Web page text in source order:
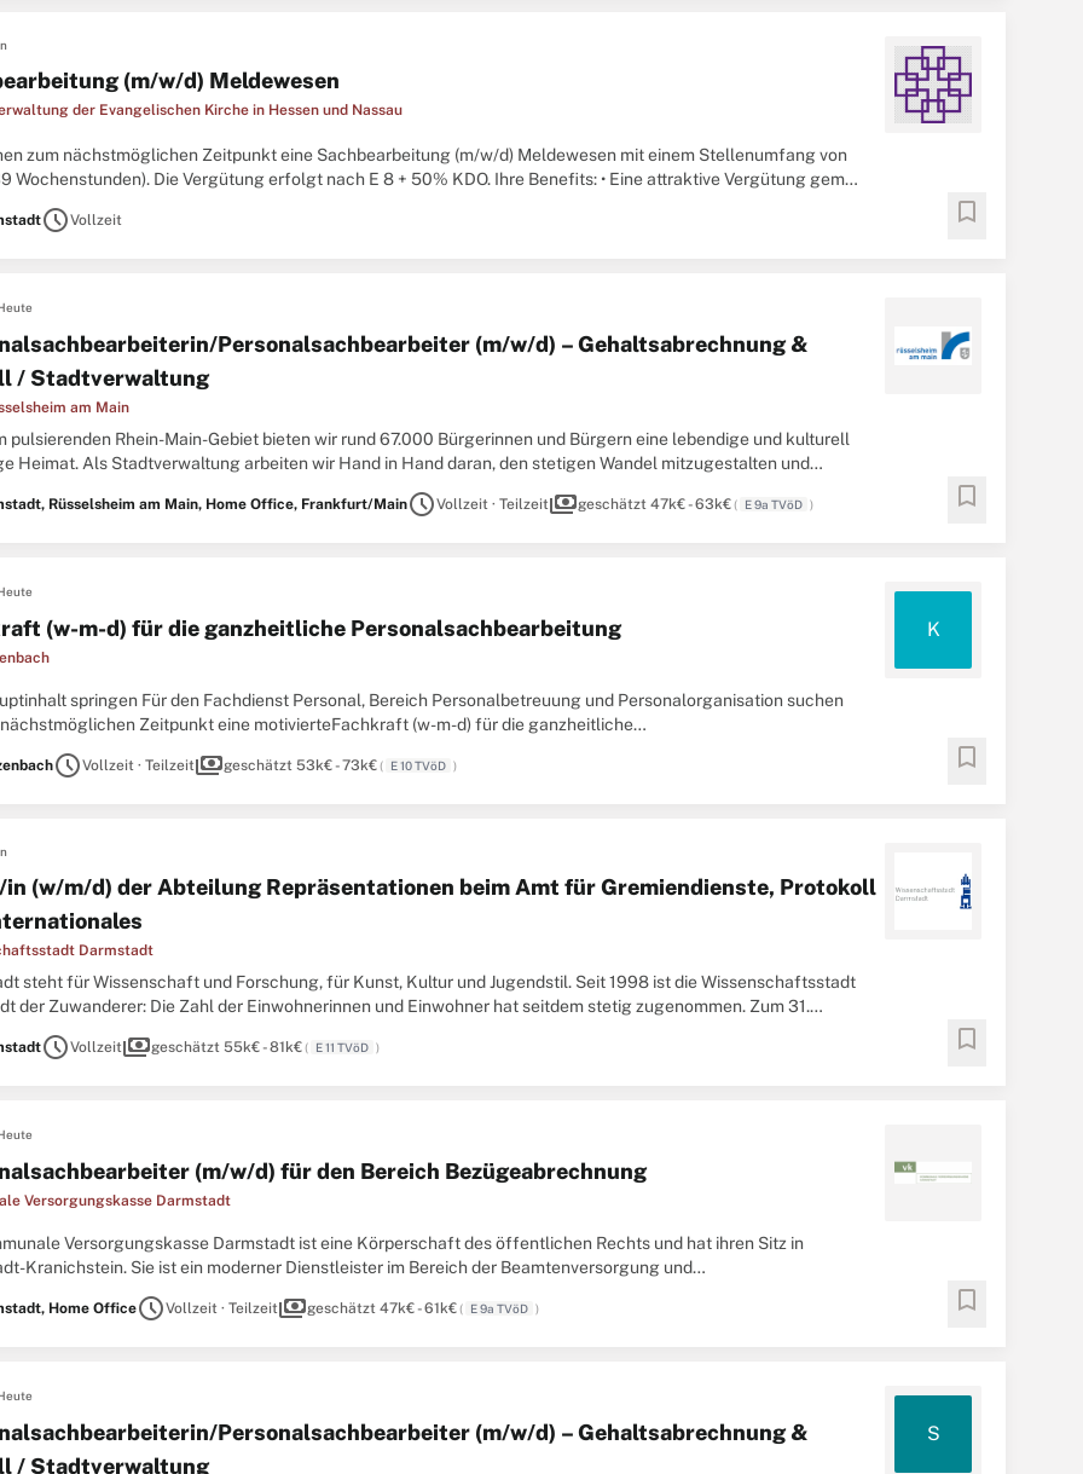
(m/w/d) Meldewesen
der Evangelischen Kirche in Hessen und Nassau
zum nächstmöglichen Zeitpunkt eine Sachbearbeitung (m/w/d) Meldewesen mit einem Stellenumfang von
Wochenstunden). Die Vergütung erfolgt nach E 8 + 50% KDO. Ihre Benefits: • Eine attraktive Vergütung gemäß
scheduleVollzeit bookmark
Personalsachbearbeiter (m/w/d) – Gehaltsabrechnung &
/ Stadtverwaltung
am Main
pulsierenden Rhein-Main-Gebiet bieten wir rund 67.000 Bürgerinnen und Bürgern eine lebendige und kulturell
Heimat. Als Stadtverwaltung arbeiten wir Hand in Hand daran, den stetigen Wandel mitzugestalten und
Rüsselsheim am Main, Home Office, Frankfurt/MainscheduleVollzeit · Teilzeitpaymentsgeschätzt 47k€ - 63k€( E 9a TVöD ) bookmark
(w-m-d) für die ganzheitliche Personalsachbearbeitung K
springen Für den Fachdienst Personal, Bereich Personalbetreuung und Personalorganisation suchen
Zeitpunkt eine motivierteFachkraft (w-m-d) für die ganzheitliche
...
scheduleVollzeit · Teilzeitpaymentsgeschätzt 53k€ - 73k€( E 10 TVöD ) bookmark
(w/m/d) der Abteilung Repräsentationen beim Amt für Gremiendienste, Protokoll
Darmstadt
steht für Wissenschaft und Forschung, für Kunst, Kultur und Jugendstil. Seit 1998 ist die Wissenschaftsstadt
der Zuwanderer: Die Zahl der Einwohnerinnen und Einwohner hat seitdem stetig zugenommen. Zum 31.
scheduleVollzeitpaymentsgeschätzt 55k€ - 81k€( E 11 TVöD ) bookmark
(m/w/d) für den Bereich Bezügeabrechnung
Versorgungskasse Darmstadt
Versorgungskasse Darmstadt ist eine Körperschaft des öffentlichen Rechts und hat ihren Sitz in
Kranichstein. Sie ist ein moderner Dienstleister im Bereich der Beamtenversorgung und
Home OfficescheduleVollzeit · Teilzeitpaymentsgeschätzt 47k€ - 61k€( E 9a TVöD ) bookmark
Personalsachbearbeiter (m/w/d) – Gehaltsabrechnung &
/ Stadtverwaltung
S